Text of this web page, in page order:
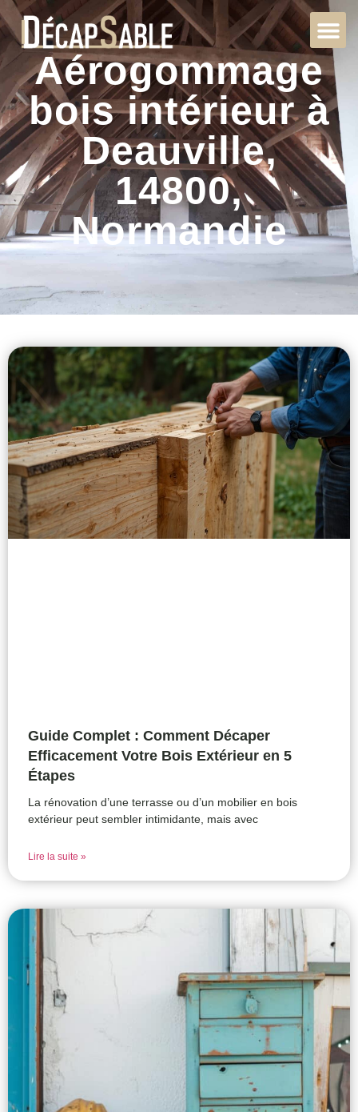
Aérogommage
bois intérieur à
Deauville,
14800,
Normandie
Guide Complet : Comment Décaper
Efficacement Votre Bois Extérieur en 5
Étapes
La rénovation d’une terrasse ou d’un mobilier en bois
extérieur peut sembler intimidante, mais avec
Lire la suite »